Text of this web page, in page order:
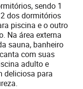
sendo 1
dos dormitórios
piscina e o outro
Na área externa
sauna, banheiro
com suas
adulto e
deliciosa para